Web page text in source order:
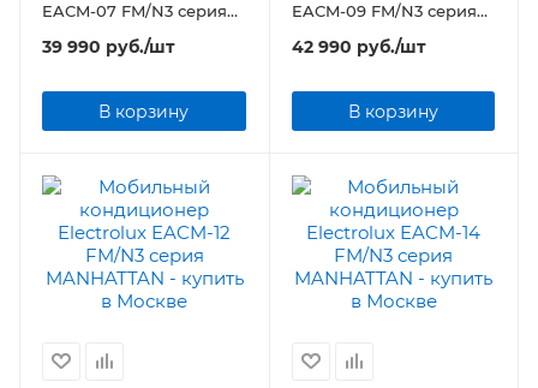
EACM-07 FM/N3 серия
MANHATTAN
39 990 руб./шт
В корзину
EACM-09 FM/N3 серия
MANHATTAN
42 990 руб./шт
В корзину